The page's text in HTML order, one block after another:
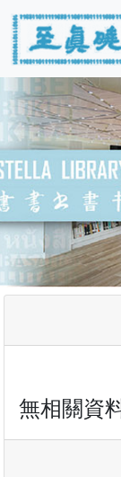
無相關資